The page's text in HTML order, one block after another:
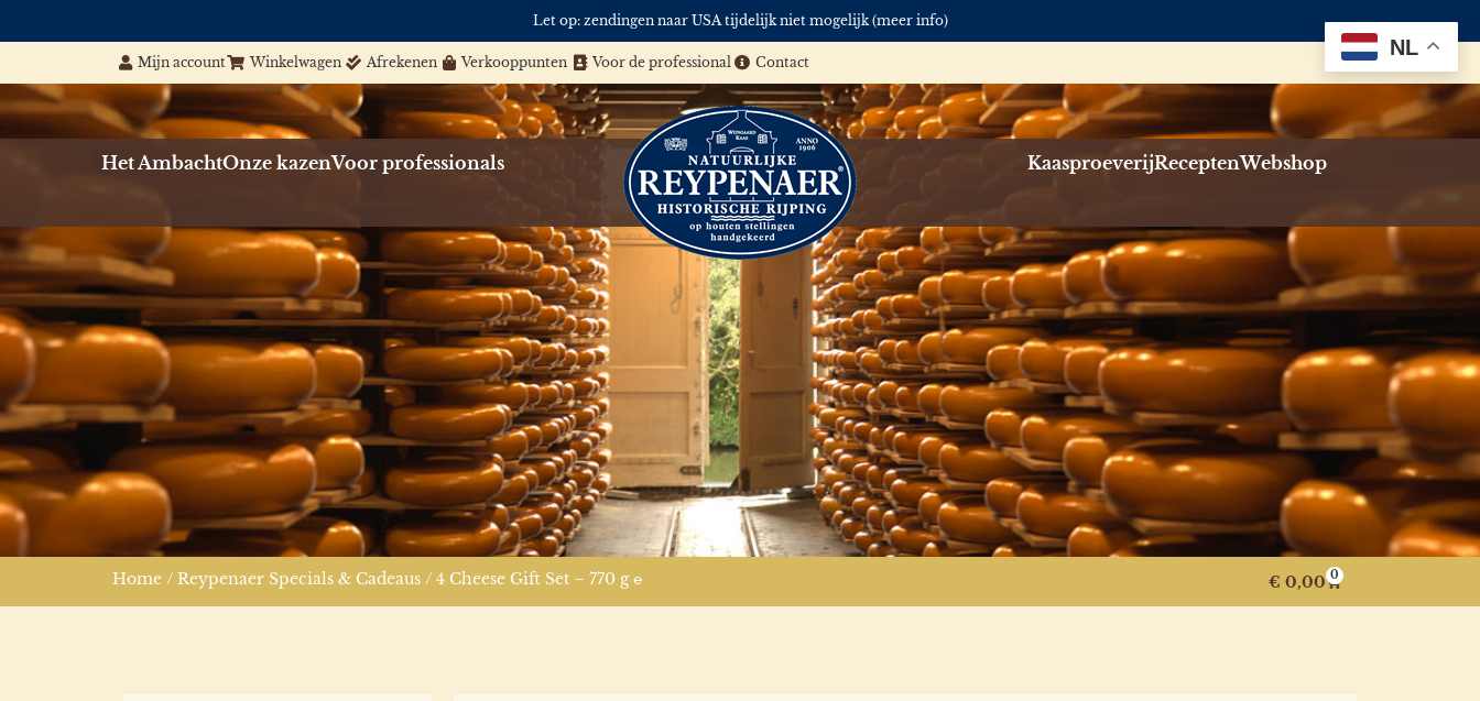
Let op: zendingen naar USA tijdelijk niet mogelijk (meer info)
Mijn account Winkelwagen Afrekenen Verkooppunten Voor de professional Contact
Het AmbachtOnze kazenVoor professionals KaasproeverijReceptenWebshop
Home / Reypenaer Specials & Cadeaus / 4 Cheese Gift Set – 770 g ℮ € 0,00 0
NL